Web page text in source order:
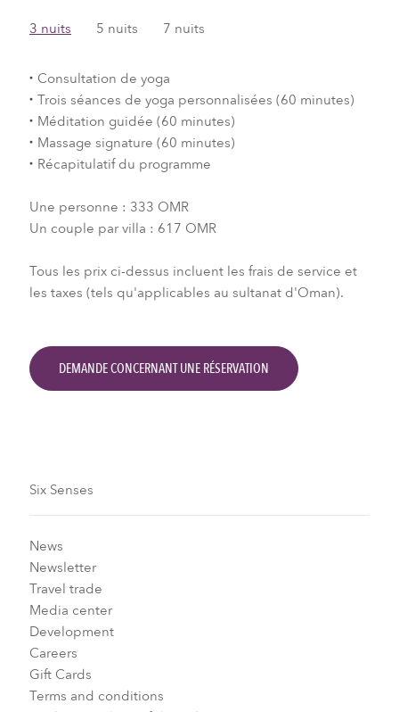
3 nuits 5 nuits 7 nuits
Consultation de yoga
Trois séances de yoga personnalisées (60 minutes)
Méditation guidée (60 minutes)
Massage signature (60 minutes)
Récapitulatif du programme
Une personne : 333 OMR
Un couple par villa : 617 OMR
Tous les prix ci-dessus incluent les frais de service et
les taxes (tels qu'applicables au sultanat d'Oman).
DEMANDE CONCERNANT UNE RÉSERVATION
Six Senses
News
Newsletter
Travel trade
Media center
Development
Careers
Gift Cards
Terms and conditions